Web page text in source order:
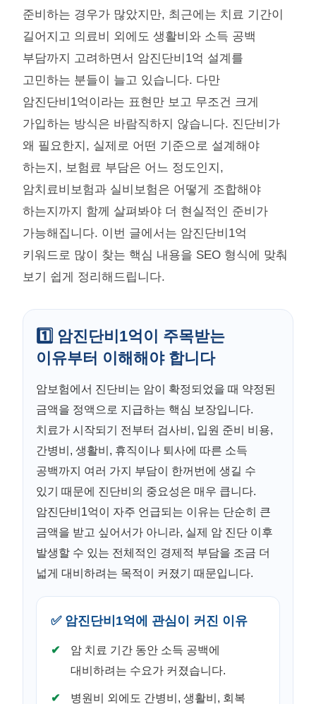
준비하는 경우가 많았지만, 최근에는 치료 기간이
길어지고 의료비 외에도 생활비와 소득 공백
부담까지 고려하면서 암진단비1억 설계를
고민하는 분들이 늘고 있습니다. 다만
암진단비1억이라는 표현만 보고 무조건 크게
가입하는 방식은 바람직하지 않습니다. 진단비가
왜 필요한지, 실제로 어떤 기준으로 설계해야
하는지, 보험료 부담은 어느 정도인지,
암치료비보험과 실비보험은 어떻게 조합해야
하는지까지 함께 살펴봐야 더 현실적인 준비가
가능해집니다. 이번 글에서는 암진단비1억
키워드로 많이 찾는 핵심 내용을 SEO 형식에 맞춰
보기 쉽게 정리해드립니다.
1️⃣ 암진단비1억이 주목받는
이유부터 이해해야 합니다
암보험에서 진단비는 암이 확정되었을 때 약정된
금액을 정액으로 지급하는 핵심 보장입니다.
치료가 시작되기 전부터 검사비, 입원 준비 비용,
간병비, 생활비, 휴직이나 퇴사에 따른 소득
공백까지 여러 가지 부담이 한꺼번에 생길 수
있기 때문에 진단비의 중요성은 매우 큽니다.
암진단비1억이 자주 언급되는 이유는 단순히 큰
금액을 받고 싶어서가 아니라, 실제 암 진단 이후
발생할 수 있는 전체적인 경제적 부담을 조금 더
넓게 대비하려는 목적이 커졌기 때문입니다.
✅ 암진단비1억에 관심이 커진 이유
암 치료 기간 동안 소득 공백에
대비하려는 수요가 커졌습니다.
병원비 외에도 간병비, 생활비, 회복